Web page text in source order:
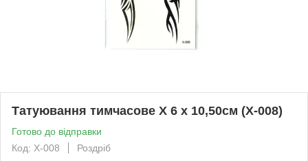
Татуювання тимчасове X 6 х 10,50см (X-008)
Готово до відправки
Код: X-008
Роздріб